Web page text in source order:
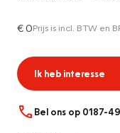
€ 0Prijs is incl. BTW en
Ik heb interesse
Bel ons op 0187-